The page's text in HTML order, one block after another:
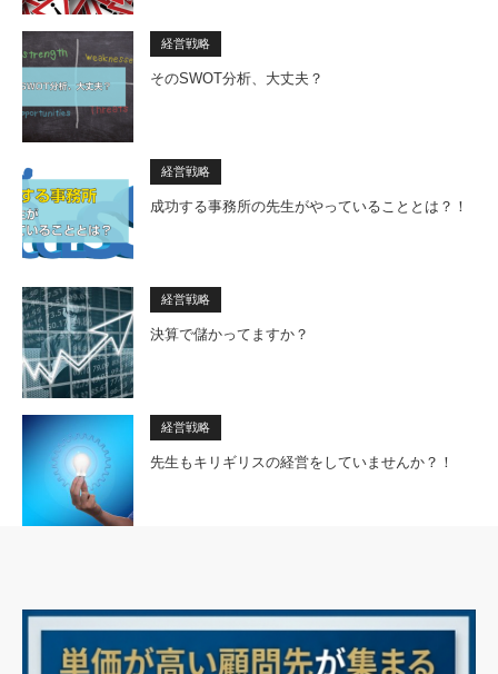
経営戦略
そのSWOT分析、大丈夫？
経営戦略
成功する事務所の先生がやっていることとは？！
経営戦略
決算で儲かってますか？
経営戦略
先生もキリギリスの経営をしていませんか？！